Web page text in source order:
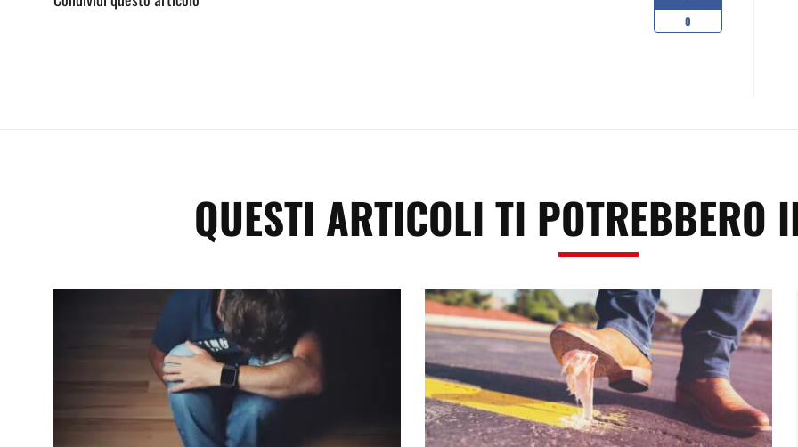
0
QUESTI ARTICOLI TI POTREBBERO